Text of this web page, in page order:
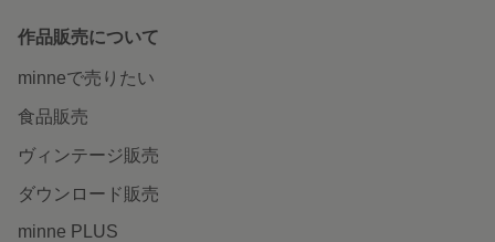
作品販売について
minneで売りたい
食品販売
ヴィンテージ販売
ダウンロード販売
minne PLUS